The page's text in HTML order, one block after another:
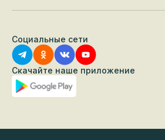
Социальные сети
Скачайте наше приложение